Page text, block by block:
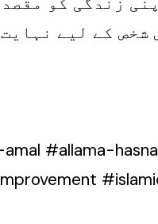
شخص کے لیے
#allama-